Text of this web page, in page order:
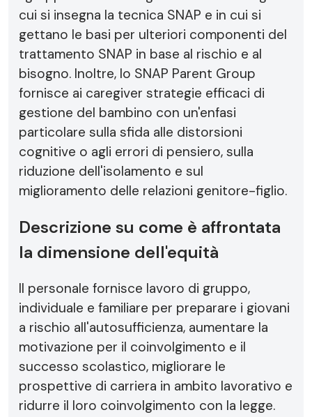
cui si insegna la tecnica SNAP e in cui si
gettano le basi per ulteriori componenti del
trattamento SNAP in base al rischio e al
bisogno. Inoltre, lo SNAP Parent Group
fornisce ai caregiver strategie efficaci di
gestione del bambino con un'enfasi
particolare sulla sfida alle distorsioni
cognitive o agli errori di pensiero, sulla
riduzione dell'isolamento e sul
miglioramento delle relazioni genitore-figlio.
Descrizione su come è affrontata
la dimensione dell'equità
Il personale fornisce lavoro di gruppo,
individuale e familiare per preparare i giovani
a rischio all'autosufficienza, aumentare la
motivazione per il coinvolgimento e il
successo scolastico, migliorare le
prospettive di carriera in ambito lavorativo e
ridurre il loro coinvolgimento con la legge.